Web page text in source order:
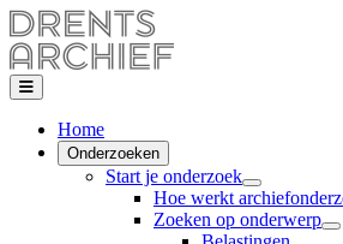
Home
Onderzoeken
Start je onderzoek
Hoe werkt
Zoeken op onderwerp